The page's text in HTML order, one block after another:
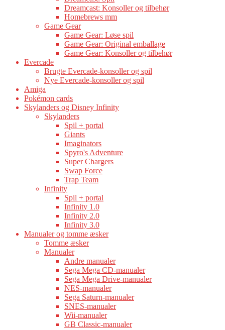
Dreamcast: Konsoller og tilbehør
Homebrews mm
Game Gear
Game Gear: Løse spil
Game Gear: Original emballage
Game Gear: Konsoller og tilbehør
Evercade
Brugte Evercade-konsoller og spil
Nye Evercade-konsoller og spil
Amiga
Pokémon cards
Skylanders og Disney Infinity
Skylanders
Spil + portal
Giants
Imaginators
Spyro's Adventure
Super Chargers
Swap Force
Trap Team
Infinity
Spil + portal
Infinity 1.0
Infinity 2.0
Infinity 3.0
Manualer og tomme æsker
Tomme æsker
Manualer
Andre manualer
Sega Mega CD-manualer
Sega Mega Drive-manualer
NES-manualer
Sega Saturn-manualer
SNES-manualer
Wii-manualer
GB Classic-manualer